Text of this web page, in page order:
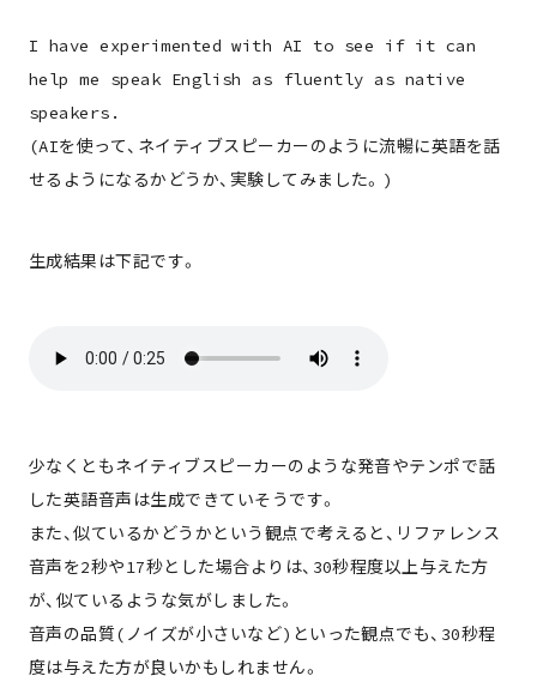
I have experimented with AI to see if it can
help me speak English as fluently as native
speakers.
(AIを使って、ネイティブスピーカーのように流暢に英語を話
せるようになるかどうか、実験してみました。)
生成結果は下記です。
少なくともネイティブスピーカーのような発音やテンポで話
した英語音声は生成できていそうです。
また、似ているかどうかという観点で考えると、リファレンス
音声を2秒や17秒とした場合よりは、30秒程度以上与えた方
が、似ているような気がしました。
音声の品質(ノイズが小さいなど)といった観点でも、30秒程
度は与えた方が良いかもしれません。